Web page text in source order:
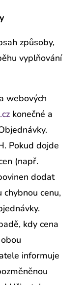
způsoby,
vyplňování
webových
konečné a
Pokud dojde
(např.
dodat
chybnou cenu,
kdy cena
informuje